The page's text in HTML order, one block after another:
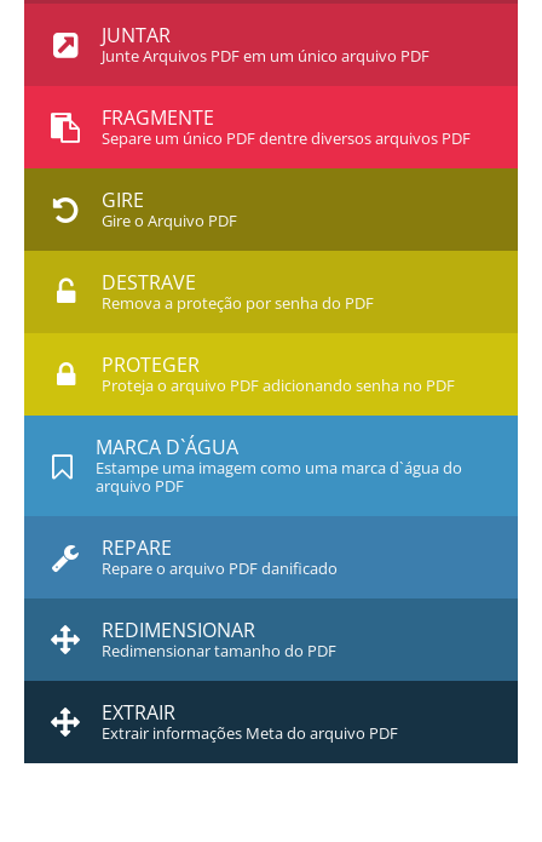
JUNTAR
Junte Arquivos PDF em um único arquivo PDF
FRAGMENTE
Separe um único PDF dentre diversos arquivos PDF
GIRE
Gire o Arquivo PDF
DESTRAVE
Remova a proteção por senha do PDF
PROTEGER
Proteja o arquivo PDF adicionando senha no PDF
MARCA D`ÁGUA
Estampe uma imagem como uma marca d`água do
arquivo PDF
REPARE
Repare o arquivo PDF danificado
REDIMENSIONAR
Redimensionar tamanho do PDF
EXTRAIR
Extrair informações Meta do arquivo PDF